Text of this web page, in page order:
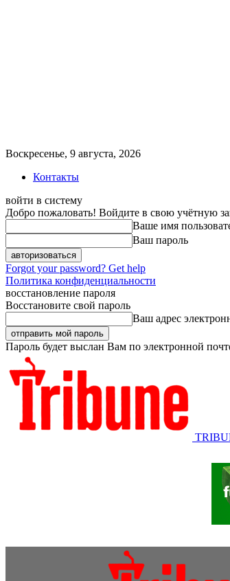
Воскресенье, 9 августа, 2026
Контакты
войти в систему
Добро пожаловать! Войдите в свою учётную
Ваше имя
Ваш пароль
Forgot your password? Get help
Политика конфиденциальности
восстановление пароля
Восстановите свой пароль
Ваш адрес
Пароль будет выслан Вам по электронной